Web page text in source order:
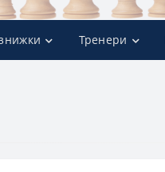
Тренери